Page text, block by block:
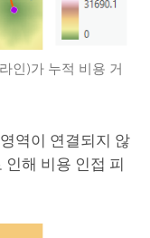
인)가 누적 비용 거
역이 연결되지 않
인해 비용 인접 피